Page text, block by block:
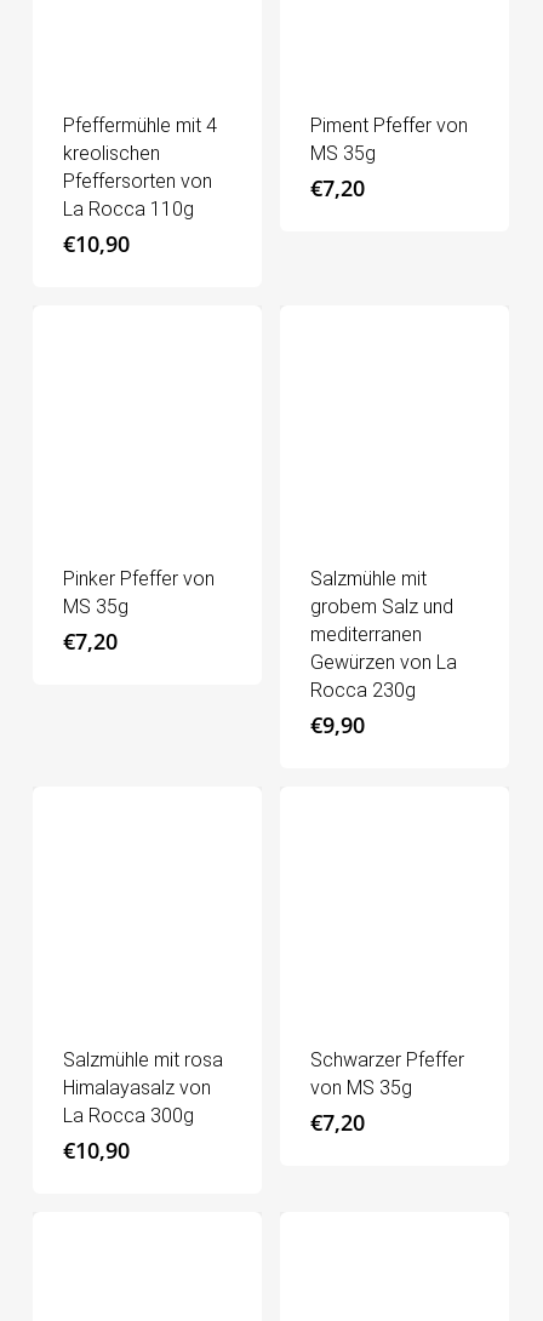
Pfeffermühle mit 4
kreolischen
Pfeffersorten von
La Rocca 110g
€10,90
Piment Pfeffer von
MS 35g
€7,20
Pinker Pfeffer von
MS 35g
€7,20
Salzmühle mit
grobem Salz und
mediterranen
Gewürzen von La
Rocca 230g
€9,90
Salzmühle mit rosa
Himalayasalz von
La Rocca 300g
€10,90
Schwarzer Pfeffer
von MS 35g
€7,20